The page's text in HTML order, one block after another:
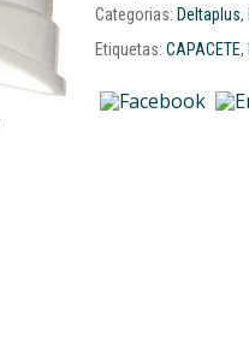
Categorias: Deltaplus,
Etiquetas: CAPACETE,